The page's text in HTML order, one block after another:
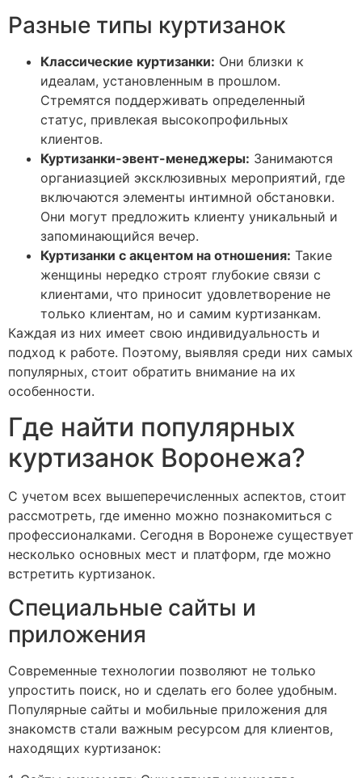
Разные типы куртизанок
Классические куртизанки: Они близки к
идеалам, установленным в прошлом.
Стремятся поддерживать определенный
статус, привлекая высокопрофильных
клиентов.
Куртизанки-эвент-менеджеры: Занимаются
органиазцией эксклюзивных мероприятий, где
включаются элементы интимной обстановки.
Они могут предложить клиенту уникальный и
запоминающийся вечер.
Куртизанки с акцентом на отношения: Такие
женщины нередко строят глубокие связи с
клиентами, что приносит удовлетворение не
только клиентам, но и самим куртизанкам.
Каждая из них имеет свою индивидуальность и
подход к работе. Поэтому, выявляя среди них самых
популярных, стоит обратить внимание на их
особенности.
Где найти популярных
куртизанок Воронежа?
С учетом всех вышеперечисленных аспектов, стоит
рассмотреть, где именно можно познакомиться с
профессионалками. Сегодня в Воронеже существует
несколько основных мест и платформ, где можно
встретить куртизанок.
Специальные сайты и
приложения
Современные технологии позволяют не только
упростить поиск, но и сделать его более удобным.
Популярные сайты и мобильные приложения для
знакомств стали важным ресурсом для клиентов,
находящих куртизанок: